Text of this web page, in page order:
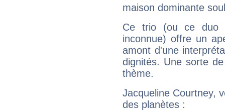
maison dominante
Ce trio (ou ce duo
inconnue) offre un
amont d'une
dignités. Une sorte
thème.
Jacqueline Courtney,
des planètes :